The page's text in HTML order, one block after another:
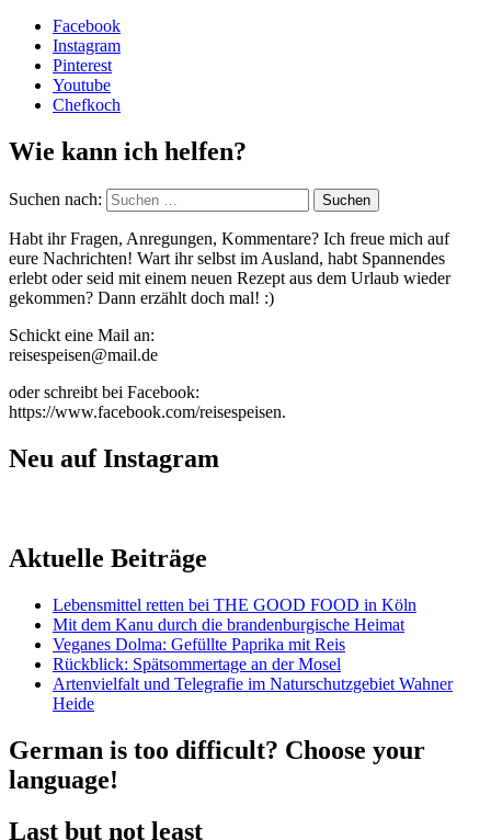
Facebook
Instagram
Pinterest
Youtube
Chefkoch
Wie kann ich helfen?
Suchen nach:
Habt ihr Fragen, Anregungen, Kommentare? Ich freue mich auf
eure Nachrichten! Wart ihr selbst im Ausland, habt Spannendes
erlebt oder seid mit einem neuen Rezept aus dem Urlaub wieder
gekommen? Dann erzählt doch mal! :)
Schickt eine Mail an:
reisespeisen@mail.de
oder schreibt bei Facebook:
https://www.facebook.com/reisespeisen.
Neu auf Instagram
Aktuelle Beiträge
Lebensmittel retten bei THE GOOD FOOD in Köln
Mit dem Kanu durch die brandenburgische Heimat
Veganes Dolma: Gefüllte Paprika mit Reis
Rückblick: Spätsommertage an der Mosel
Artenvielfalt und Telegrafie im Naturschutzgebiet Wahner
Heide
German is too difficult? Choose your
language!
Last but not least